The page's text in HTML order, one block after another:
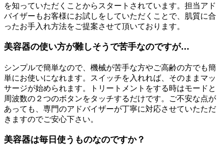
を知っていただくことからスタートされています。担当アド
バイザーもお客様にお試しをしていただくことで、肌質に合
ったお手入れ方法をご提案させて頂いております。
美容器の使い方が難しそうで苦手なのですが…
シンプルで簡単なので、機械が苦手な方やご高齢の方でも簡
単にお使いになれます。スイッチを入れれば、そのままマッ
サージが始められます。トリートメントをする時はモードと
周波数の２つのボタンをタッチするだけです。ご不安な点が
あっても、専門のアドバイザーが丁寧に対応させていたただ
きますのでご安心下さい。
美容器は毎日使うものなのですか？